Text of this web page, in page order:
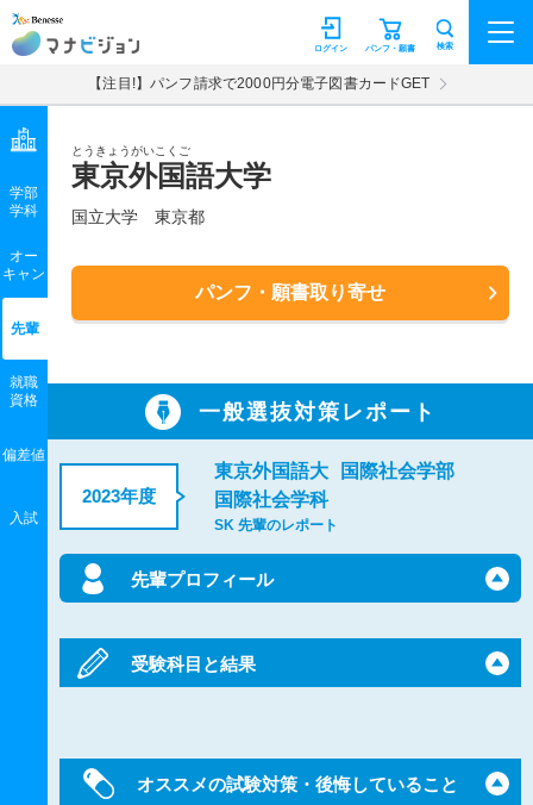
マナビジョン パンフ・願書
ログイン 検索
【注目!】パンフ請求で2000円分電子図書カードGET
とうきょうがいこくご
東京外国語大学
国立大学 東京都
パンフ・願書取り寄せ
学部
学科
オー
キャン
先輩
就職
資格
偏差値
入試
一般選抜対策レポート
2023年度
東京外国語大
国際社会学部
国際社会学科
SK 先輩のレポート
先輩プロフィール
受験科目と結果
オススメの試験対策・後悔していること